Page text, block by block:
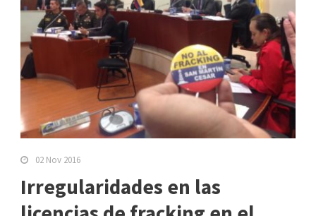
02 Nov 2016
Irregularidades en las